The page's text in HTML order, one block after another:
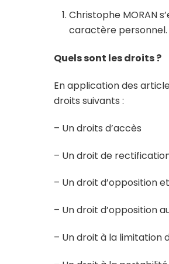
Christophe MORAN
caractère personnel.
Quels sont les droits ?
En application des
droits suivants :
– Un droits d’accès
– Un droit de
– Un droit d’opposition
– Un droit d’opposition
– Un droit à la limitation